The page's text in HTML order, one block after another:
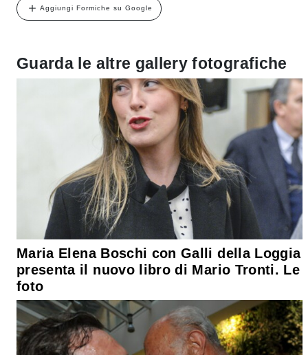
Aggiungi Formiche su Google
Guarda le altre gallery fotografiche
Maria Elena Boschi con Galli della Loggia
presenta il nuovo libro di Mario Tronti. Le
foto